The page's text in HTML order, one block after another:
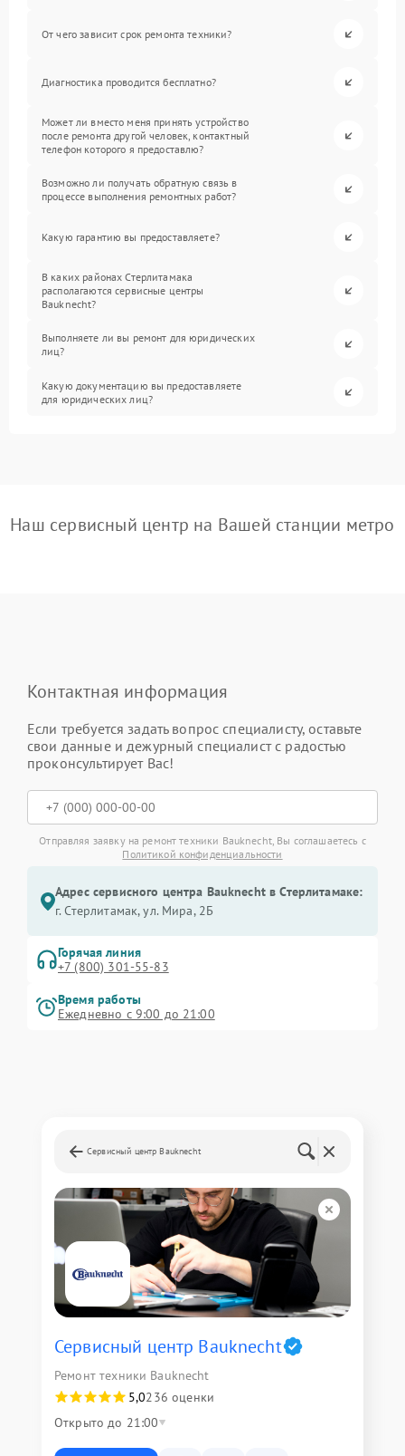
От чего зависит срок ремонта техники?
Диагностика проводится бесплатно?
Может ли вместо меня принять устройство
после ремонта другой человек, контактный
телефон которого я предоставлю?
Возможно ли получать обратную связь в
процессе выполнения ремонтных работ?
Какую гарантию вы предоставляете?
В каких районах Стерлитамака
располагаются сервисные центры
Bauknecht?
Выполняете ли вы ремонт для юридических
лиц?
Какую документацию вы предоставляете
для юридических лиц?
Наш сервисный центр на Вашей станции метро
Контактная информация
Если требуется задать вопрос специалисту, оставьте
свои данные и дежурный специалист с радостью
проконсультирует Вас!
Отправляя заявку на ремонт техники Bauknecht, Вы соглашаетесь с
Политикой конфиденциальности
Адрес сервисного центра Bauknecht в Стерлитамаке:
г. Стерлитамак, ул. Мира, 2Б
Горячая линия
+7 (800) 301-55-83
Время работы
Ежедневно с 9:00 до 21:00
Сервисный центр Bauknecht
Сервисный центр Bauknecht
Ремонт техники Bauknecht
5,0236 оценки
Открыто до 21:00